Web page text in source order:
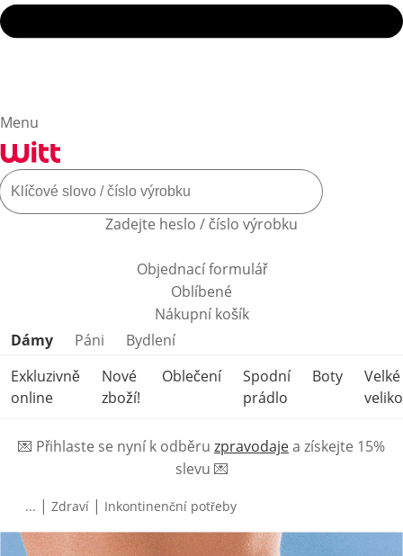
Menu
Zadejte heslo / číslo výrobku
Objednací formulář
Oblíbené
Nákupní košík
Přeskočit kategorie produktů
Dámy Páni
Bydlení
Exkluzivně
online
Nové
zboží!
Oblečení
Spodní
prádlo
Boty
Velké
💌 Přihlaste se nyní k odběru zpravodajea získejte 15%
slevu 💌
... | Zdraví | Inkontinenční potřeby